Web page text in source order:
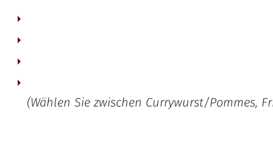
(Wählen Sie zwischen Currywurst/Pommes,